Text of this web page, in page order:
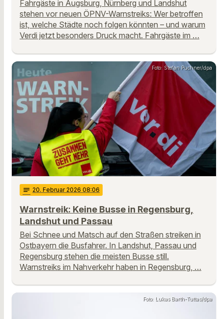
Fahrgäste in Augsburg, Nürnberg und Landshut
stehen vor neuen ÖPNV-Warnstreiks: Wer betroffen
ist, welche Städte noch folgen könnten – und warum
Verdi jetzt besonders Druck macht. Fahrgäste im …
Foto: Stefan Puchner/dpa
notes 20. Februar 2026 08:06
Warnstreik: Keine Busse in Regensburg,
Landshut und Passau
Bei Schnee und Matsch auf den Straßen streiken in
Ostbayern die Busfahrer. In Landshut, Passau und
Regensburg stehen die meisten Busse still.
Warnstreiks im Nahverkehr haben in Regensburg, …
Foto: Lukas Barth-Tuttas/dpa